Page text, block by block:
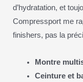
d’hydratation, et
Compressport me
finishers, pas la
Montre
Ceinture et